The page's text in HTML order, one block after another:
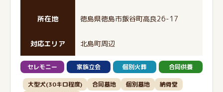
所在地 徳島県徳島市飯谷町高良26-17
対応エリア 北島町周辺
セレモニー 家族立会 個別火葬 合同供養
大型犬(30キロ程度) 合同墓地 個別墓地
納骨堂